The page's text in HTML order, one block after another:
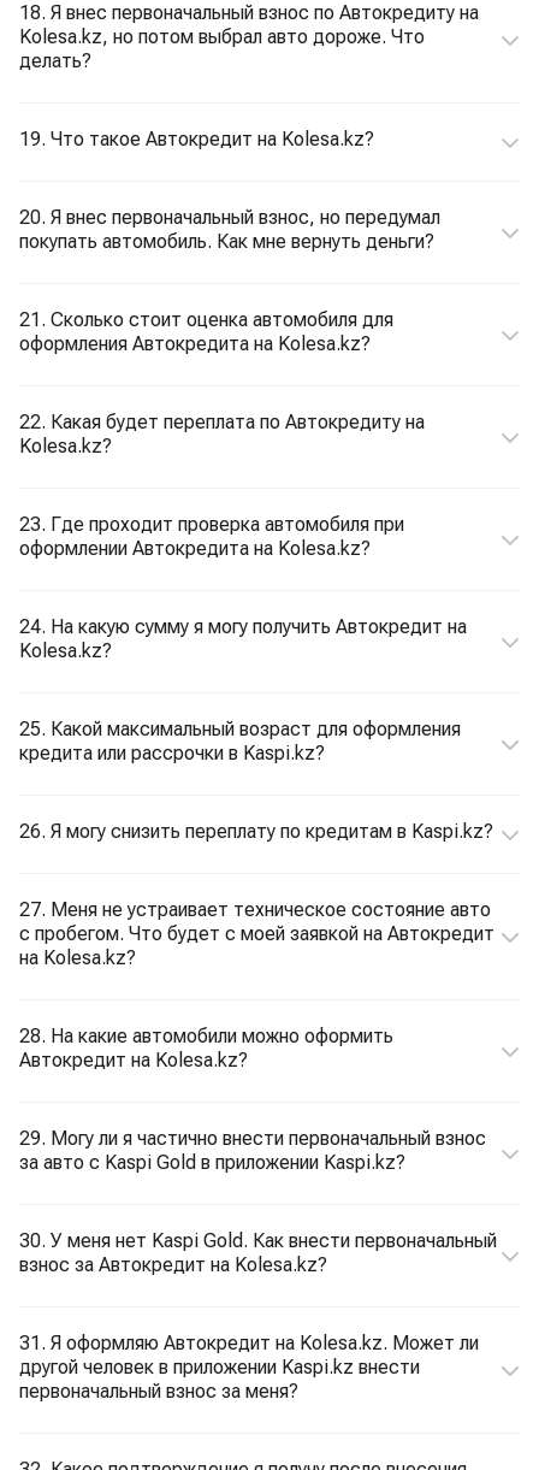
18. Я внес первоначальный взнос по Автокредиту на
Kolesa.kz, но потом выбрал авто дороже. Что
делать?
19. Что такое Автокредит на Kolesa.kz?
20. Я внес первоначальный взнос, но передумал
покупать автомобиль. Как мне вернуть деньги?
21. Сколько стоит оценка автомобиля для
оформления Автокредита на Kolesa.kz?
22. Какая будет переплата по Автокредиту на
Kolesa.kz?
23. Где проходит проверка автомобиля при
оформлении Автокредита на Kolesa.kz?
24. На какую сумму я могу получить Автокредит на
Kolesa.kz?
25. Какой максимальный возраст для оформления
кредита или рассрочки в Kaspi.kz?
26. Я могу снизить переплату по кредитам в Kaspi.kz?
27. Меня не устраивает техническое состояние авто
с пробегом. Что будет с моей заявкой на Автокредит
на Kolesa.kz?
28. На какие автомобили можно оформить
Автокредит на Kolesa.kz?
29. Могу ли я частично внести первоначальный взнос
за авто с Kaspi Gold в приложении Kaspi.kz?
30. У меня нет Kaspi Gold. Как внести первоначальный
взнос за Автокредит на Kolesa.kz?
31. Я оформляю Автокредит на Kolesa.kz. Может ли
другой человек в приложении Kaspi.kz внести
первоначальный взнос за меня?